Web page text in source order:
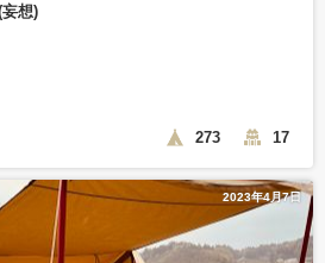
想)
273 17
2023年4月7日